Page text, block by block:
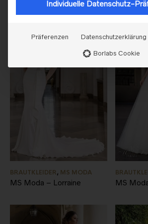
BRAUTKLEIDER, MS MODA
MS Moda – Lorraine MS
Individuelle Datenschutz-
Präferenzen Datenschutzerklärung
Borlabs Cookie